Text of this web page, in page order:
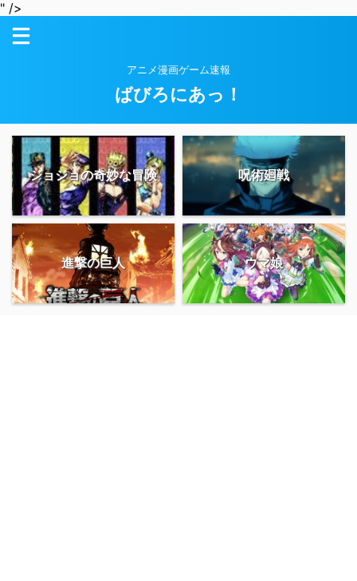
" />
アニメ漫画ゲーム速報
ばびろにあっ！
ジョジョの奇妙な冒険 呪術廻戦
進撃の巨人 ウマ娘